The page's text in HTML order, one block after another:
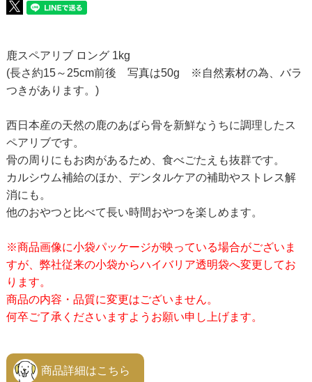
鹿スペアリブ ロング 1kg
(長さ約15～25cm前後 写真は50g ※自然素材の為、バラ
つきがあります。)
西日本産の天然の鹿のあばら骨を新鮮なうちに調理したス
ペアリブです。
骨の周りにもお肉があるため、食べごたえも抜群です。
カルシウム補給のほか、デンタルケアの補助やストレス解
消にも。
他のおやつと比べて長い時間おやつを楽しめます。
※商品画像に小袋パッケージが映っている場合がございま
すが、弊社従来の小袋からハイバリア透明袋へ変更してお
ります。
商品の内容・品質に変更はございません。
何卒ご了承くださいますようお願い申し上げます。
商品詳細はこちら